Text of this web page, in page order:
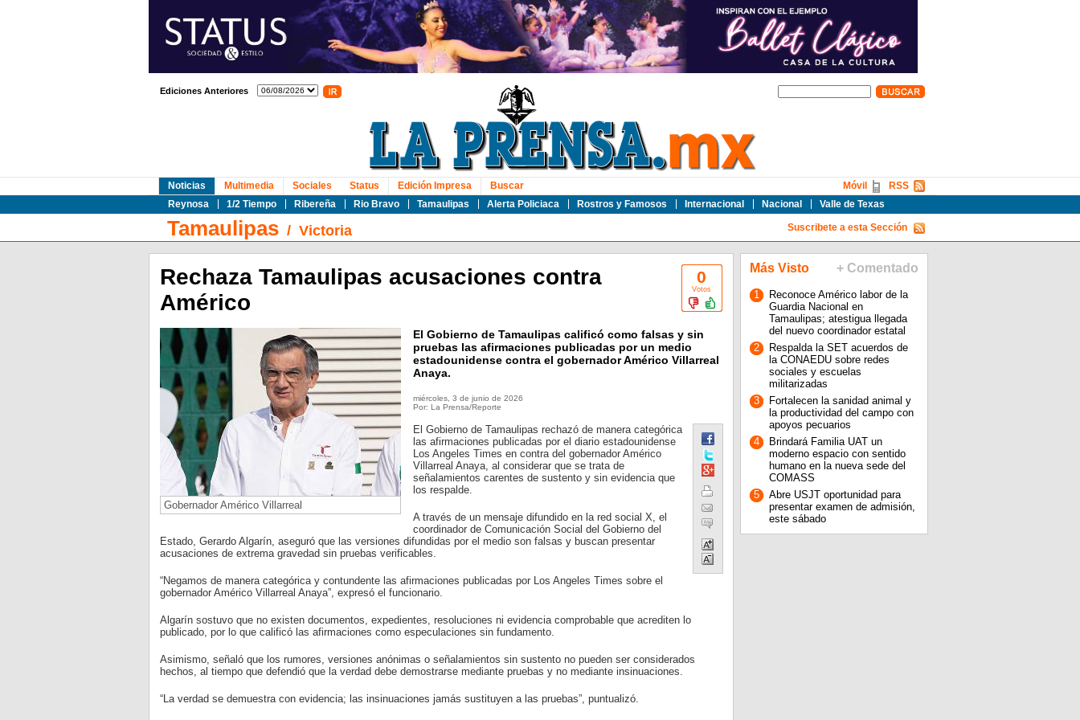
Ediciones Anteriores
Noticias
Reynosa
1/2 Tiempo Ribereña Rio Bravo Tamaulipas Alerta Policiaca Rostros y Famosos Internacional Nacional Valle de Texas
Multimedia Sociales Status Edición Impresa Buscar RSS
Móvil
Tamaulipas/ Victoria Suscribete a esta Sección
0
Votos
Rechaza Tamaulipas acusaciones contra
Américo
Gobernador Américo Villarreal
El Gobierno de Tamaulipas calificó como falsas y sin
pruebas las afirmaciones publicadas por un medio
estadounidense contra el gobernador Américo Villarreal
Anaya.
miércoles, 3 de junio de 2026
Por: La Prensa/Reporte
El Gobierno de Tamaulipas rechazó de manera categórica
las afirmaciones publicadas por el diario estadounidense
Los Angeles Times en contra del gobernador Américo
Villarreal Anaya, al considerar que se trata de
señalamientos carentes de sustento y sin evidencia que
los respalde.
A través de un mensaje difundido en la red social X, el
coordinador de Comunicación Social del Gobierno del
Estado, Gerardo Algarín, aseguró que las versiones difundidas por el medio son falsas y buscan presentar
acusaciones de extrema gravedad sin pruebas verificables.
“Negamos de manera categórica y contundente las afirmaciones publicadas por Los Angeles Times sobre el
gobernador Américo Villarreal Anaya”, expresó el funcionario.
Algarín sostuvo que no existen documentos, expedientes, resoluciones ni evidencia comprobable que acrediten lo
publicado, por lo que calificó las afirmaciones como especulaciones sin fundamento.
Asimismo, señaló que los rumores, versiones anónimas o señalamientos sin sustento no pueden ser considerados
hechos, al tiempo que defendió que la verdad debe demostrarse mediante pruebas y no mediante insinuaciones.
“La verdad se demuestra con evidencia; las insinuaciones jamás sustituyen a las pruebas”, puntualizó.
Más Visto + Comentado
1
Reconoce Américo labor de la
Guardia Nacional en
Tamaulipas; atestigua llegada
del nuevo coordinador estatal
2
Respalda la SET acuerdos de
la CONAEDU sobre redes
sociales y escuelas
militarizadas
3
Fortalecen la sanidad animal y
la productividad del campo con
apoyos pecuarios
4
Brindará Familia UAT un
moderno espacio con sentido
humano en la nueva sede del
COMASS
5
Abre USJT oportunidad para
presentar examen de admisión,
este sábado